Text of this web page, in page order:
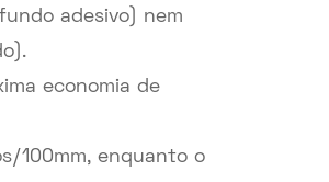
adesivo) nem
economia de
100mm, enquanto o